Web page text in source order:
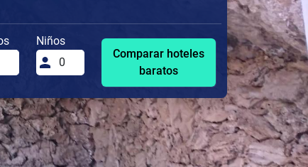
Niños
Comparar hoteles
baratos